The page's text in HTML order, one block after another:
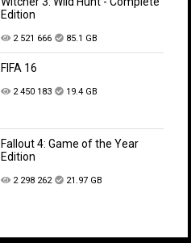
Edition
2 521 666 85.1 GB
FIFA 16
2 450 183 19.4 GB
Fallout 4: Game of the Year
Edition
2 298 262 21.97 GB